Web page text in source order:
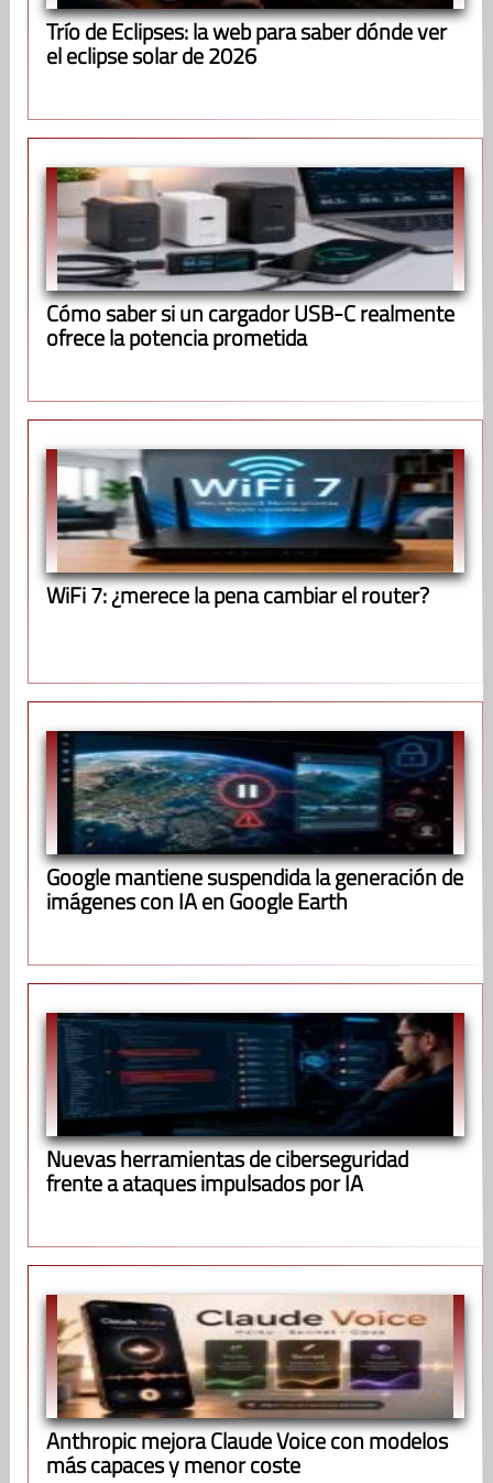
Trío de Eclipses: la web para saber dónde ver
el eclipse solar de 2026
Cómo saber si un cargador USB-C realmente
ofrece la potencia prometida
WiFi 7: ¿merece la pena cambiar el router?
Google mantiene suspendida la generación de
imágenes con IA en Google Earth
Nuevas herramientas de ciberseguridad
frente a ataques impulsados por IA
Anthropic mejora Claude Voice con modelos
más capaces y menor coste